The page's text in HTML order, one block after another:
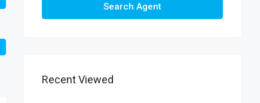
Search Agent
Recent Viewed